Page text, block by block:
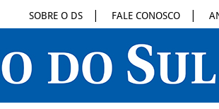
SOBRE O DS FALE CONOSCO